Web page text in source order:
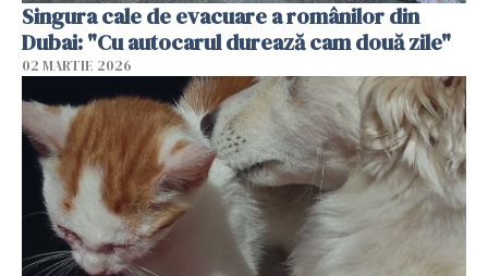
Singura cale de evacuare a românilor din
Dubai: "Cu autocarul durează cam două zile"
02 MARTIE 2026